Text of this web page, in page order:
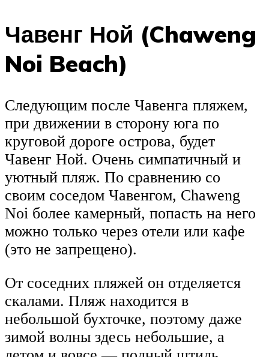
Чавенг Ной (Chaweng
Noi Beach)
Следующим после Чавенга пляжем,
при движении в сторону юга по
круговой дороге острова, будет
Чавенг Ной. Очень симпатичный и
уютный пляж. По сравнению со
своим соседом Чавенгом, Chaweng
Noi более камерный, попасть на него
можно только через отели или кафе
(это не запрещено).
От соседних пляжей он отделяется
скалами. Пляж находится в
небольшой бухточке, поэтому даже
зимой волны здесь небольшие, а